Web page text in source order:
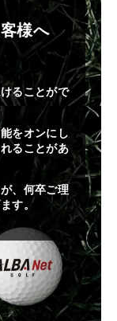
様へ
ることがで
をオンにし
ることがあ
、何卒ご理
す。